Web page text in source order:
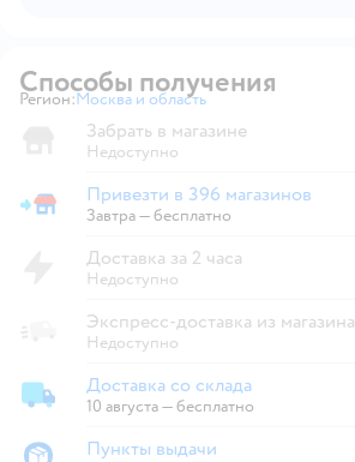
Способы получения
Регион: Выбор адреса доставки.
Москва и область
Забрать в магазине
Недоступно
Привезти в магазин
Привезти в 396 магазинов
Завтра—бесплатно
Доставка за 2 часа
Недоступно
Экспресс-доставка из магазина
Недоступно
Доставка со склада
Доставка со склада
10 августа—бесплатно
Пункты выдачи